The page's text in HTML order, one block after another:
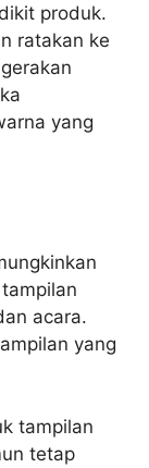
produk.
ratakan ke
yang
acara.
yang
tampilan
tetap